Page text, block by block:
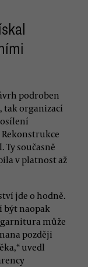
podroben
tak organizací
současně
v platnost až
jde o hodně.
být naopak
může
později
uvedl